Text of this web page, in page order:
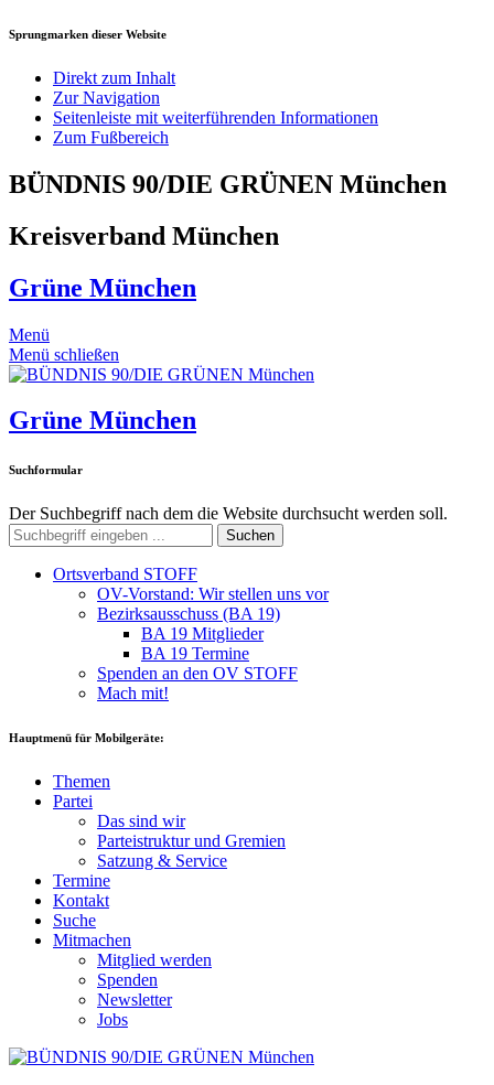
Sprungmarken dieser Website
Direkt zum Inhalt
Zur Navigation
Seitenleiste mit weiterführenden Informationen
Zum Fußbereich
BÜNDNIS 90/DIE GRÜNEN München
Kreisverband München
Grüne München
Menü
Menü schließen
Grüne München
Suchformular
Der Suchbegriff nach dem die Website durchsucht werden soll.
Suchen
Ortsverband STOFF
OV-Vorstand: Wir stellen uns vor
Bezirksausschuss (BA 19)
BA 19 Mitglieder
BA 19 Termine
Spenden an den OV STOFF
Mach mit!
Hauptmenü für Mobilgeräte:
Themen
Partei
Das sind wir
Parteistruktur und Gremien
Satzung & Service
Termine
Kontakt
Suche
Mitmachen
Mitglied werden
Spenden
Newsletter
Jobs